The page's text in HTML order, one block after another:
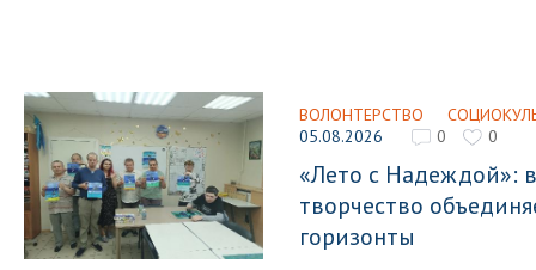
ВОЛОНТЕРСТВО
05.08.2026
0 0
«Лето с Надеждой»:
творчество
горизонты